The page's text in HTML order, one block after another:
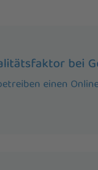
bei
einen